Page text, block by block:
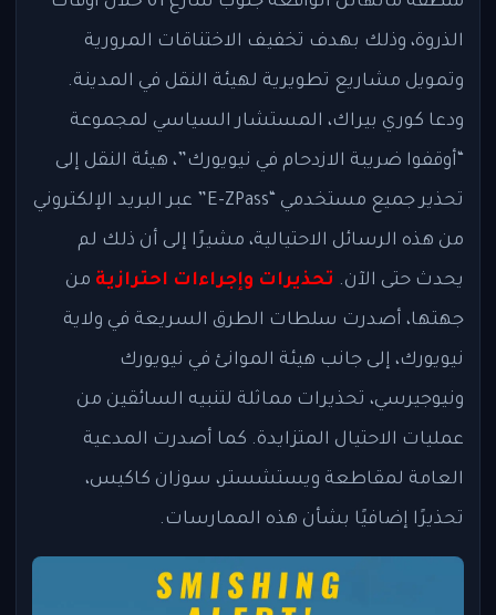
الذروة، وذلك بهدف تخفيف الاختناقات المرورية
وتمويل مشاريع تطويرية لهيئة النقل في المدينة.
ودعا كوري بيراك، المستشار السياسي لمجموعة
“أوقفوا ضريبة الازدحام في نيويورك”، هيئة النقل إلى
تحذير جميع مستخدمي “E-ZPass” عبر البريد الإلكتروني
من هذه الرسائل الاحتيالية، مشيرًا إلى أن ذلك لم
يحدث حتى الآن. تحذيرات وإجراءات احترازية من
جهتها، أصدرت سلطات الطرق السريعة في ولاية
نيويورك، إلى جانب هيئة الموانئ في نيويورك
ونيوجيرسي، تحذيرات مماثلة لتنبيه السائقين من
عمليات الاحتيال المتزايدة. كما أصدرت المدعية
العامة لمقاطعة ويستشستر، سوزان كاكيس،
تحذيرًا إضافيًا بشأن هذه الممارسات.